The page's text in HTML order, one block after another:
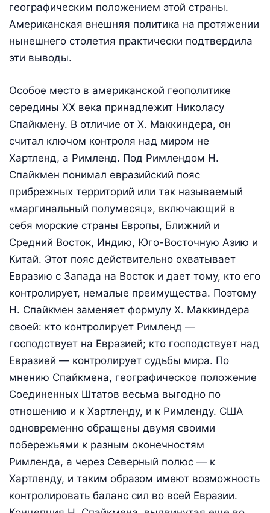
географическим положением этой страны.
Американская внешняя политика на протяжении
нынешнего столетия практически подтвердила
эти выводы.
Особое место в американской геополитике
середины XX века принадлежит Николасу
Спайкмену. В отличие от Х. Маккиндера, он
считал ключом контроля над миром не
Хартленд, а Римленд. Под Римлендом Н.
Спайкмен понимал евразийский пояс
прибрежных территорий или так называемый
«маргинальный полумесяц», включающий в
себя морские страны Европы, Ближний и
Средний Восток, Индию, Юго-Восточную Азию и
Китай. Этот пояс действительно охватывает
Евразию с Запада на Восток и дает тому, кто его
контролирует, немалые преимущества. Поэтому
Н. Спайкмен заменяет формулу Х. Маккиндера
своей: кто контролирует Римленд —
господствует на Евразией; кто господствует над
Евразией — контролирует судьбы мира. По
мнению Спайкмена, географическое положение
Соединенных Штатов весьма выгодно по
отношению и к Хартленду, и к Римленду. США
одновременно обращены двумя своими
побережьями к разным оконечностям
Римленда, а через Северный полюс — к
Хартленду, и таким образом имеют возможность
контролировать баланс сил во всей Евразии.